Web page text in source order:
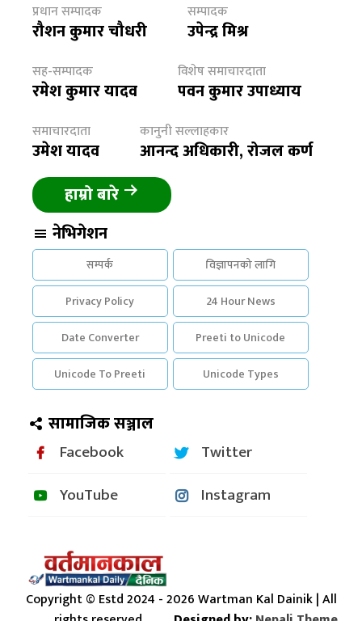
प्रधान सम्पादक
रौशन कुमार चौधरी
सम्पादक
उपेन्द्र मिश्र
सह-सम्पादक
रमेश कुमार यादव
विशेष समाचारदाता
पवन कुमार उपाध्याय
समाचारदाता
उमेश यादव
कानुनी सल्लाहकार
आनन्द अधिकारी, रोजल कर्ण
हाम्रो बारे
नेभिगेशन
सम्पर्क
विज्ञापनको लागि
Privacy Policy
24 Hour News
Date Converter
Preeti to Unicode
Unicode To Preeti
Unicode Types
सामाजिक सञ्जाल
Facebook
Twitter
YouTube
Instagram
Copyright © Estd 2024 - 2026 Wartman Kal Dainik | All